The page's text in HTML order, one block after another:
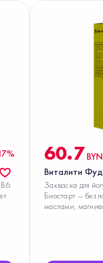
60.7 BYN
Виталити
Закваска для
Биостарт — без
маслами,